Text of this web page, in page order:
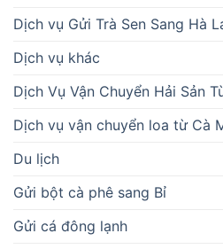
Dịch vụ Gửi Trà Sen Sang Hà
Dịch vụ khác
Dịch Vụ Vận Chuyển Hải Sản
Dịch vụ vận chuyển loa từ Cà
Du lịch
Gửi bột cà phê sang Bỉ
Gửi cá đông lạnh